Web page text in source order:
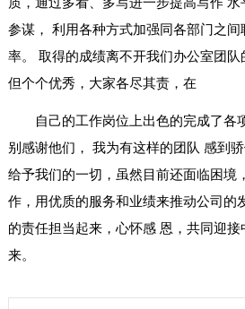
参谋， 利用各种方式加强同各部门之
率。 取得的成绩离不开我们办公室团队
但个个优秀，大家各尽其责，在
自己的工作岗位上出色的完成了各
别感谢他们， 我为有这样的团队 感到
给予我们的一切，虽然目前还面临困境
作，用优质的服务和业绩来推动公司的
的责任担当起来，心怀感 恩，共同迎接
来。